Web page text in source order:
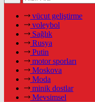
vücut geliştirme
voleybol
Sağlık
Rusya
Putin
motor sporları
Moskova
Moda
minik dostlar
Mevsimsel